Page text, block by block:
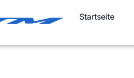
Startseite